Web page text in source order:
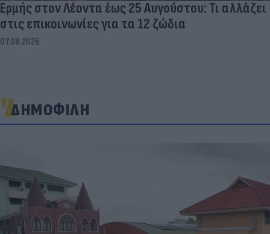
Ερμής στον Λέοντα έως 25 Αυγούστου: Τι αλλάζει
στις επικοινωνίες για τα 12 ζώδια
07.08.2026
ΔΗΜΟΦΙΛΗ